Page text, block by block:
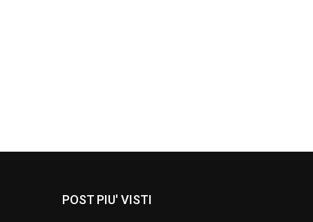
POST PIU' VISTI